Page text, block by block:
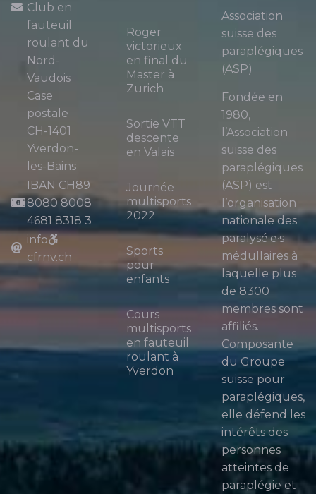
Club en
fauteuil
roulant du
Nord-
Vaudois
Case
postale
CH-1401
Yverdon-
les-Bains
IBAN CH89
8080 8008
4681 8318 3
info
cfrnv.ch
Roger
victorieux
en final du
Master à
Zurich
Sortie VTT
descente
en Valais
Journée
multisports
2022
Sports
pour
enfants
Cours
multisports
en fauteuil
roulant à
Yverdon
Association
suisse des
paraplégiques
(ASP)
Fondée en
1980,
l’Association
suisse des
paraplégiques
(ASP) est
l’organisation
nationale des
paralysé·e·s
médullaires à
laquelle plus
de 8300
membres sont
affiliés.
Composante
du Groupe
suisse pour
paraplégiques,
elle défend les
intérêts des
personnes
atteintes de
paraplégie et